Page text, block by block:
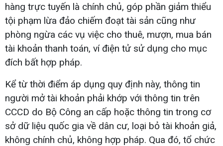
hàng trực tuyến là chính chủ, góp phần giảm thiểu
tội phạm lừa đảo chiếm đoạt tài sản cũng như
phòng ngừa các vụ việc cho thuê, mượn, mua bán
tài khoản thanh toán, ví điện tử sử dụng cho mục
đích bất hợp pháp.
Kể từ thời điểm áp dụng quy định này, thông tin
người mở tài khoản phải khớp với thông tin trên
CCCD do Bộ Công an cấp hoặc thông tin trong cơ
sở dữ liệu quốc gia về dân cư, loại bỏ tài khoản giả,
không chính chủ, không hợp pháp. Qua đó, tổ chức